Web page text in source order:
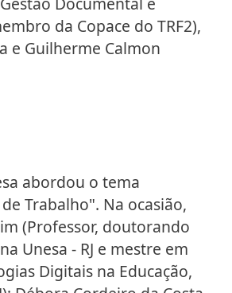
da Copace do TRF2),
e Guilherme Calmon
abordou o tema
Trabalho". Na ocasião,
(Professor, doutorando
Unesa - RJ e mestre em
Digitais na Educação,